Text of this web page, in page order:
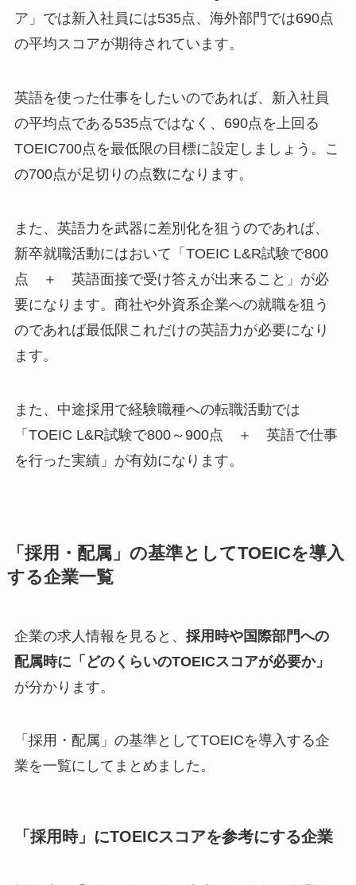
ア」では新入社員には535点、海外部門では690点
の平均スコアが期待されています。
英語を使った仕事をしたいのであれば、新入社員
の平均点である535点ではなく、690点を上回る
TOEIC700点を最低限の目標に設定しましょう。こ
の700点が足切りの点数になります。
また、英語力を武器に差別化を狙うのであれば、
新卒就職活動にはおいて「TOEIC L&R試験で800
点 ＋ 英語面接で受け答えが出来ること」が必
要になります。商社や外資系企業への就職を狙う
のであれば最低限これだけの英語力が必要になり
ます。
また、中途採用で経験職種への転職活動では
「TOEIC L&R試験で800～900点 ＋ 英語で仕事
を行った実績」が有効になります。
「採用・配属」の基準としてTOEICを導入
する企業一覧
企業の求人情報を見ると、 採用時や国際部門への
配属時に「どのくらいのTOEICスコアが必要か」
が分かります。
「採用・配属」の基準としてTOEICを導入する企
業を一覧にしてまとめました。
「採用時」にTOEICスコアを参考にする企業